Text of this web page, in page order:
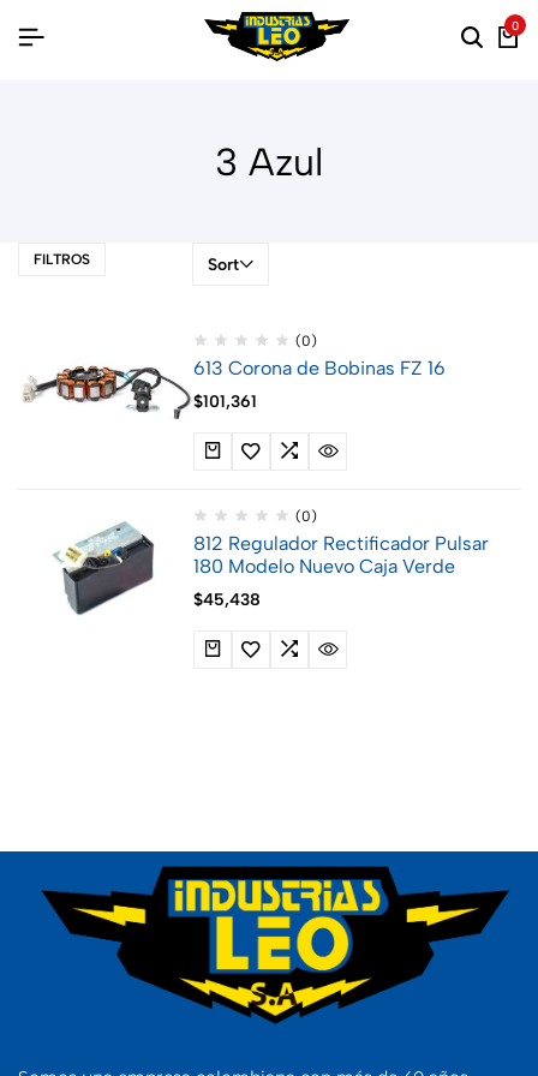
0
3 Azul
FILTROS Sort
(0)
613 Corona de Bobinas FZ 16
$101,361
(0)
812 Regulador Rectificador Pulsar
180 Modelo Nuevo Caja Verde
$45,438